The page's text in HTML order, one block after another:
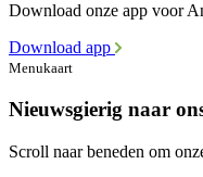
Download onze app voor
Download app
Menukaart
Nieuwsgierig naar
Scroll naar beneden om